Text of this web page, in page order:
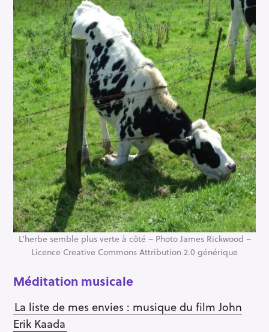
L’herbe semble plus verte à côté – Photo James Rickwood –
Licence Creative Commons Attribution 2.0 générique
Méditation musicale
La liste de mes envies : musique du film John
Erik Kaada